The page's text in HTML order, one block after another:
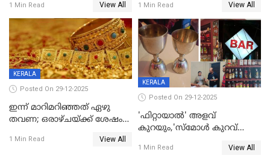
പരിക്ക്; പാളം മറികടന്ന
യുവാവ് ട്രെയിന്‍ തട്ടി മരിച്ചു
1 Min Read View All
കുട്ടികൾക്കൊപ്പം
കളിക്കുന്നതിനിടെ
1 Min Read View All
KERALA
Posted On 29-12-2025
ഇന്ന് മാറിമറിഞ്ഞത് ഏഴു
തവണ; ഒരാഴ്ചയ്ക്ക് ശേഷം
1 Min Read View All
KERALA
Posted On 29-12-2025
'ഫിറ്റായാൽ' അളവ്
കുറയും,'സ്‌മോൾ കുറവ്
പിഴ
1 Min Read View All